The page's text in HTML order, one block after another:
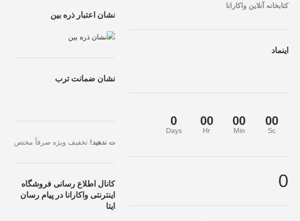
کتابخانه آنلاین واکارانا
اینماد
0
Days
00
Hr
00
Min
00
Sc
0
نشان اعتبار ذره بین
نشان ضمانت ترب
فرصت طلایی را از دست ندهید! قیمت با بالاترین تخفیف، همین حالا سفارش خود را ثبت کنید.
کانال اطلاع رسانی فروشگاه
اینترنتی واکارانا در پیام رسان
ایتا